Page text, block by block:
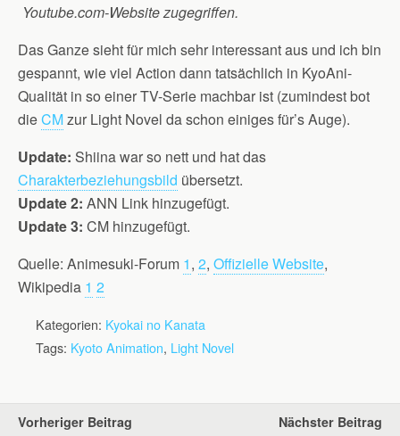
Youtube.com-Website zugegriffen.
Das Ganze sieht für mich sehr interessant aus und ich bin
gespannt, wie viel Action dann tatsächlich in KyoAni-
Qualität in so einer TV-Serie machbar ist (zumindest bot
dieCMzur Light Novel da schon einiges für’s Auge).
Update: Shiina war so nett und hat das
Charakterbeziehungsbild übersetzt.
Update 2: ANN Link hinzugefügt.
Update 3: CM hinzugefügt.
Quelle: Animesuki-Forum 1, 2, Offizielle Website,
Wikipedia 1 2
Kategorien: Kyokai no Kanata
Tags: Kyoto Animation, Light Novel
Vorheriger Beitrag Nächster Beitrag